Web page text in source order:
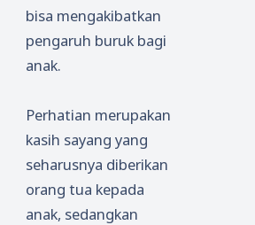
bisa mengakibatkan
pengaruh buruk bagi
anak.
Perhatian merupakan
kasih sayang yang
seharusnya diberikan
orang tua kepada
anak, sedangkan